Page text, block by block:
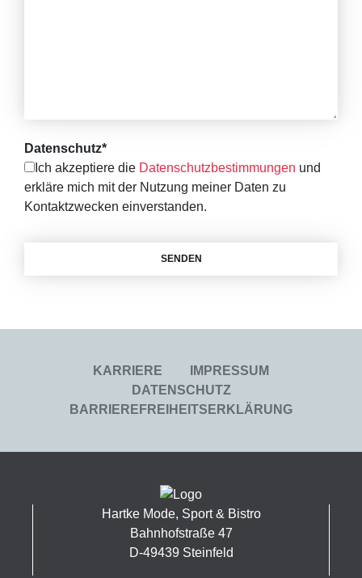
Datenschutz*
Ich akzeptiere die Datenschutzbestimmungen und
erkläre mich mit der Nutzung meiner Daten zu
Kontaktzwecken einverstanden.
KARRIERE
IMPRESSUM
DATENSCHUTZ
BARRIEREFREIHEITSERKLÄRUNG
Hartke Mode, Sport & Bistro
Bahnhofstraße 47
D-49439 Steinfeld